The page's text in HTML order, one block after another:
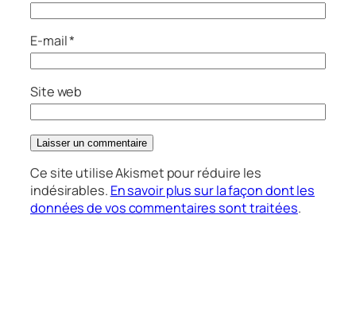
E-mail*
Site web
Ce site utilise Akismet pour réduire les
indésirables. En savoir plus sur la façon dont les
données de vos commentaires sont traitées.